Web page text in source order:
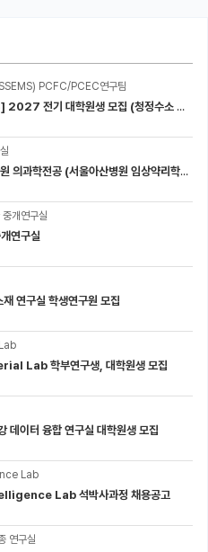
PCFC/PCEC연구팀
[KIST 수소에너지소재연구단 SSEMS] 2027 전기 대학원생 모집 (청정수소 생산/활용을 위한 프로톤 세라믹 전지)
2027학년도 전기 울산대학교 일반대학원 의과학전공 (서울아산병원 임상약리학과 약동약력학 연구실) 대학원생 모집공고
개연구실
연구실
연구실 학생연구원 모집
Lab 학부연구생, 대학원생 모집
데이터 융합 연구실 대학원생 모집
Lab
Lab 석박사과정 채용공고
연구실